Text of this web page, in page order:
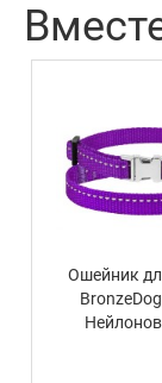
Ошейник